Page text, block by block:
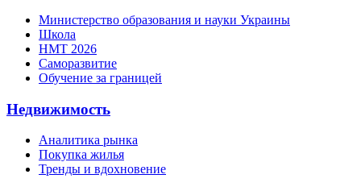
Министерство образования и науки Украины
Школа
НМТ 2026
Саморазвитие
Обучение за границей
Недвижимость
Аналитика рынка
Покупка жилья
Тренды и вдохновение